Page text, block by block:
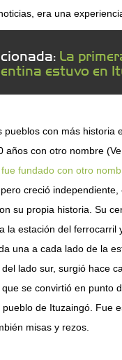
era una
La
estuvo en
pueblos con más historia
años con otro nombre
fundado con otro
creció independiente,
su propia historia. Su
la estación del ferrocarril
una a cada lado de la
lado sur, surgió hace
se convirtió en punto
de Ituzaingó. Fue
misas y rezos.